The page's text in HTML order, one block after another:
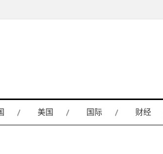
美国 国际 财经